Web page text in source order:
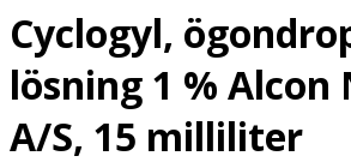
Cyclogyl,
lösning 1 % Alcon
A/S, 15 milliliter